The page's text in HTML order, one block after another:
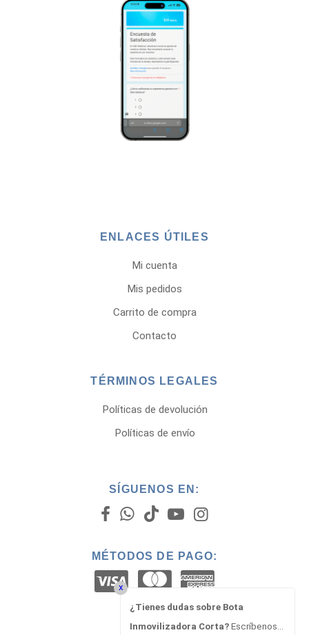
ENLACES ÚTILES
Mi cuenta
Mis pedidos
Carrito de compra
Contacto
TÉRMINOS LEGALES
Políticas de devolución
Políticas de envío
SÍGUENOS EN:
MÉTODOS DE PAGO:
x
¿Tienes dudas sobre Bota
Inmovilizadora Corta? Escríbenos...